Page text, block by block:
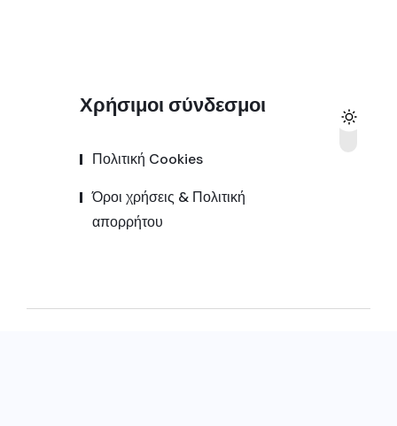
Χρήσιμοι σύνδεσμοι
Πολιτική Cookies
Όροι χρήσεις & Πολιτική
απορρήτου